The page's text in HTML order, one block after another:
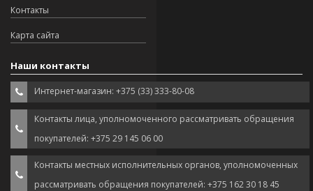
Контакты
Карта сайта
Наши контакты
Интернет-магазин: +375 (33) 333-80-08
Контакты лица, уполномоченного рассматривать обращения
покупателей: +375 29 145 06 00
Контакты местных исполнительных органов, уполномоченных
рассматривать обращения покупателей: +375 162 30 18 45